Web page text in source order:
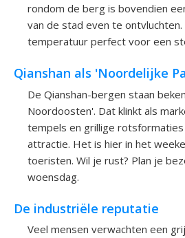
rondom de berg is bovendien
van de stad even te ontvluchten.
temperatuur perfect voor een
Qianshan als 'Noordelijke
De Qianshan-bergen staan
Noordoosten'. Dat klinkt als
tempels en grillige
attractie. Het is hier in het
toeristen. Wil je rust? Plan je
woensdag.
De industriële reputatie
Veel mensen verwachten een